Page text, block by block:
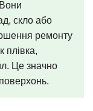
Вони
скло або
ремонту
плівка,
Це значно